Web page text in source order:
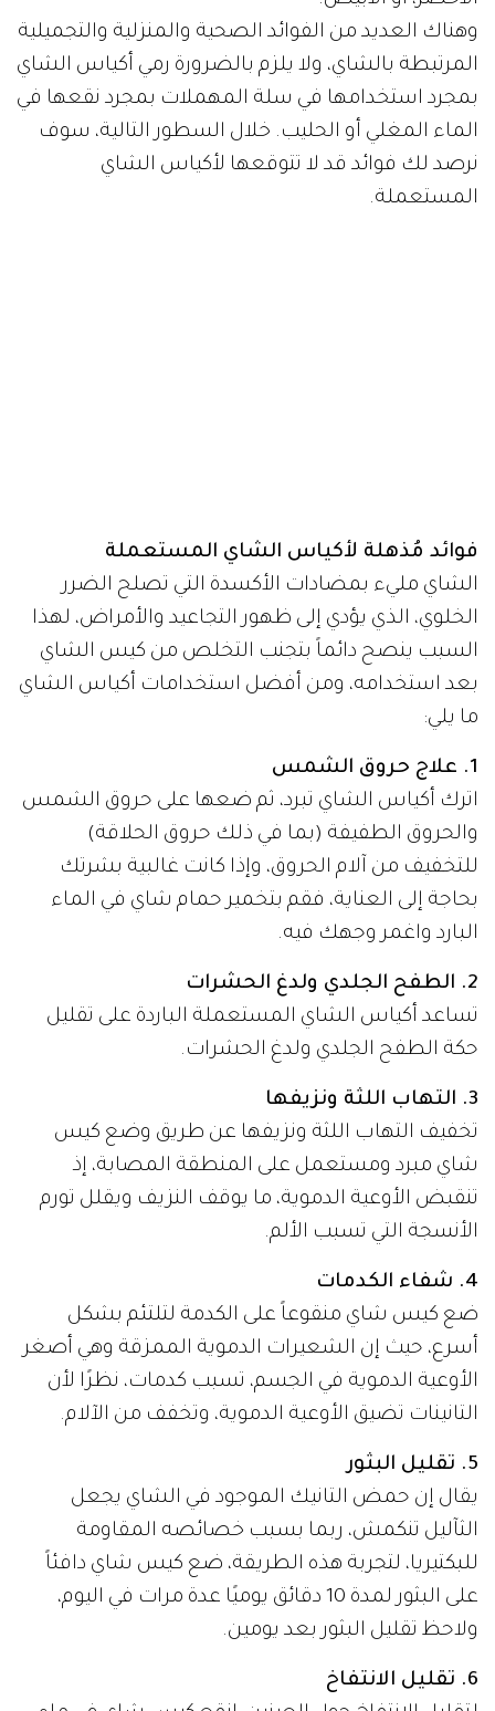
وهناك العديد من الفوائد الصحية والمنزلية والتجميلية
المرتبطة بالشاي، ولا يلزم بالضرورة رمي أكياس الشاي
بمجرد استخدامها في سلة المهملات بمجرد نقعها في
الماء المغلي أو الحليب. خلال السطور التالية، سوف
نرصد لك فوائد قد لا تتوقعها لأكياس الشاي
المستعملة.
فوائد مُذهلة لأكياس الشاي المستعملة
الشاي مليء بمضادات الأكسدة التي تصلح الضرر
الخلوي، الذي يؤدي إلى ظهور التجاعيد والأمراض، لهذا
السبب ينصح دائماً بتجنب التخلص من كيس الشاي
بعد استخدامه، ومن أفضل استخدامات أكياس الشاي
ما يلي:
1. علاج حروق الشمس
اترك أكياس الشاي تبرد، ثم ضعها على حروق الشمس
والحروق الطفيفة (بما في ذلك حروق الحلاقة)
للتخفيف من آلام الحروق، وإذا كانت غالبية بشرتك
بحاجة إلى العناية، فقم بتخمير حمام شاي في الماء
البارد واغمر وجهك فيه.
2. الطفح الجلدي ولدغ الحشرات
تساعد أكياس الشاي المستعملة الباردة على تقليل
حكة الطفح الجلدي ولدغ الحشرات.
3. التهاب اللثة ونزيفها
تخفيف التهاب اللثة ونزيفها عن طريق وضع كيس
شاي مبرد ومستعمل على المنطقة المصابة، إذ
تنقبض الأوعية الدموية، ما يوقف النزيف ويقلل تورم
الأنسجة التي تسبب الألم.
4. شفاء الكدمات
ضع كيس شاي منقوعاً على الكدمة لتلتئم بشكل
أسرع، حيث إن الشعيرات الدموية الممزقة وهي أصغر
الأوعية الدموية في الجسم، تسبب كدمات، نظرًا لأن
التانينات تضيق الأوعية الدموية، وتخفف من الآلام.
5. تقليل البثور
يقال إن حمض التانيك الموجود في الشاي يجعل
الثآليل تنكمش، ربما بسبب خصائصه المقاومة
للبكتيريا، لتجربة هذه الطريقة، ضع كيس شاي دافئاً
على البثور لمدة 10 دقائق يوميًا عدة مرات في اليوم،
ولاحظ تقليل البثور بعد يومين.
6. تقليل الانتفاخ